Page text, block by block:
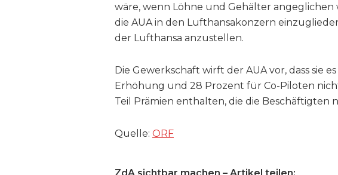
wäre, wenn Löhne und Gehälter angeglichen
die AUA in den Lufthansakonzern
der Lufthansa anzustellen.
Die Gewerkschaft wirft der AUA vor, dass sie
Erhöhung und 28 Prozent für Co-Piloten
Teil Prämien enthalten, die die Beschäftigten
Quelle: ORF